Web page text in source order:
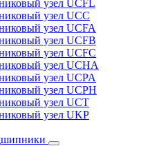
узел UCFL
узел UCC
узел UCFA
узел UCFB
узел UCFC
узел UCHA
узел UCPA
узел UCPH
узел UCT
узел UKP